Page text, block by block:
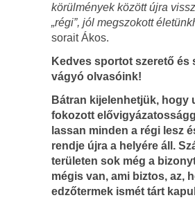
körülmények között újra
„régi”, jól megszokott
sorait Ákos.
Kedves sportot szerető és
vágyó olvasóink!
Bátran kijelenhetjük, hogy
fokozott
lassan minden a régi lesz
rendje újra a helyére áll.
területen sok még a
mégis van, ami biztos, az,
edzőtermek ismét tárt